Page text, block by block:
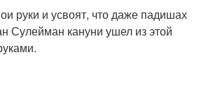
руки и усвоят, что даже падишах
Сулейман кануни ушел из этой